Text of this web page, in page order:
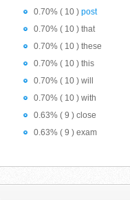
0.70% ( 10 )post
0.70% ( 10 ) that
0.70% ( 10 ) these
0.70% ( 10 ) this
0.70% ( 10 ) will
0.70% ( 10 ) with
0.63% ( 9 ) close
0.63% ( 9 ) exam